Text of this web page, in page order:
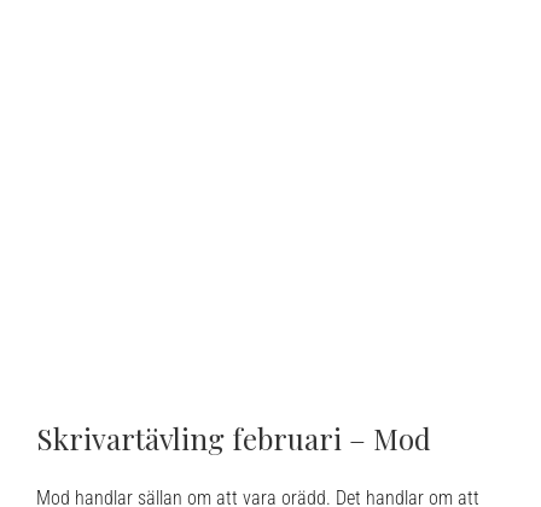
Skrivartävling februari – Mod
Mod handlar sällan om att vara orädd. Det handlar om att